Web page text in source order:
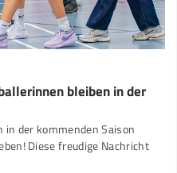
bleiben in der
in der kommenden Saison
Diese freudige Nachricht